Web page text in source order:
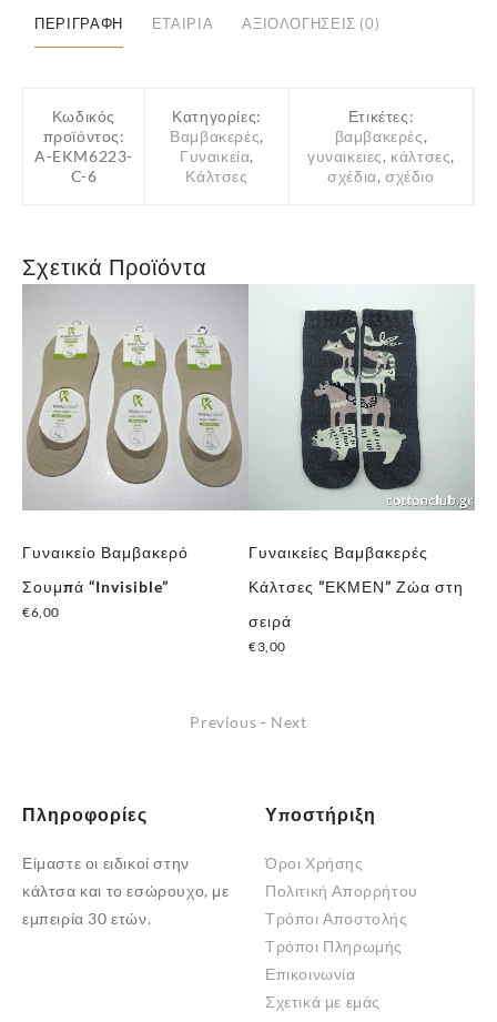
ΠΕΡΙΓΡΑΦΉ ΕΤΑΙΡΊΑ ΑΞΙΟΛΟΓΉΣΕΙΣ (0)
Κωδικός
προϊόντος:
A-EKM6223-
C-6
Κατηγορίες:
Βαμβακερές,
Γυναικεία,
Κάλτσες
Ετικέτες:
βαμβακερές,
γυναικειες, κάλτσες,
σχέδια,σχέδιο
Σχετικά Προϊόντα
Γυναικείο Βαμβακερό
Σουμπά “Invisible”
€6,00
Γυναικείες Βαμβακερές
Κάλτσες ”ΕΚΜΕΝ” Ζώα στη
σειρά
€3,00
Previous - Next
Πληροφορίες
Είμαστε οι ειδικοί στην
κάλτσα και το εσώρουχο, με
εμπειρία 30 ετών.
Υποστήριξη
Όροι Χρήσης
Πολιτική Απορρήτου
Τρόποι Αποστολής
Τρόποι Πληρωμής
Επικοινωνία
Σχετικά με εμάς